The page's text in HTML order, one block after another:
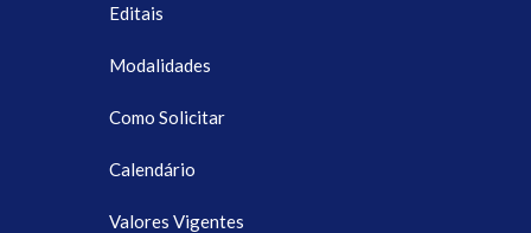
Editais
Modalidades
Como Solicitar
Calendário
Valores Vigentes